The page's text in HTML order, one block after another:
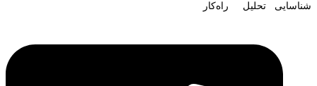
شناسایی تحلیل راه‌کار